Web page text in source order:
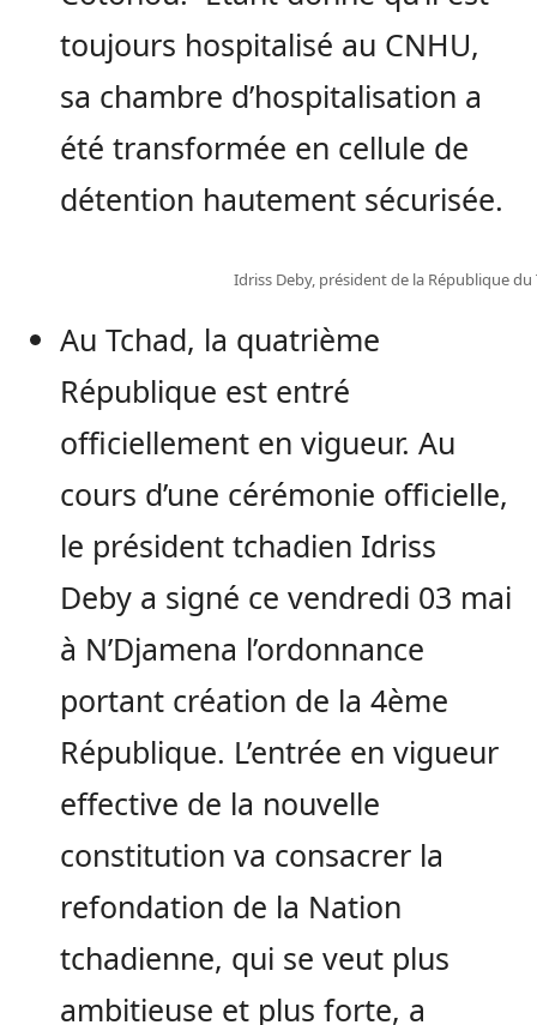
toujours hospitalisé au CNHU,
sa chambre d’hospitalisation a
été transformée en cellule de
détention hautement sécurisée.
Idriss Deby, président de la République du
Au Tchad, la quatrième
République est entré
officiellement en vigueur. Au
cours d’une cérémonie officielle,
le président tchadien Idriss
Deby a signé ce vendredi 03 mai
à N’Djamena l’ordonnance
portant création de la 4ème
République. L’entrée en vigueur
effective de la nouvelle
constitution va consacrer la
refondation de la Nation
tchadienne, qui se veut plus
ambitieuse et plus forte, a